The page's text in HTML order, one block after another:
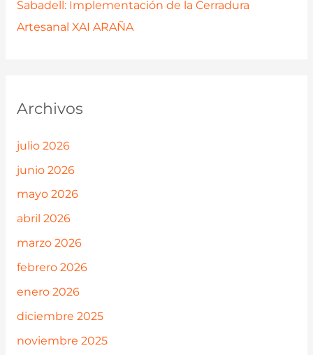
Sabadell: Implementación de la Cerradura
Artesanal XAI ARAÑA
Archivos
julio 2026
junio 2026
mayo 2026
abril 2026
marzo 2026
febrero 2026
enero 2026
diciembre 2025
noviembre 2025